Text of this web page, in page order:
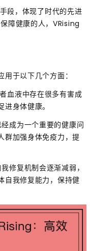
段，体现了时代的先进
障健康的人，VRising
于以下几个方面：
血液中存在很多有害成
身体健康。
成为一个重要的健康问
群加强身体免疫力，提
修复机制会逐渐减弱，
自我修复能力，保持健